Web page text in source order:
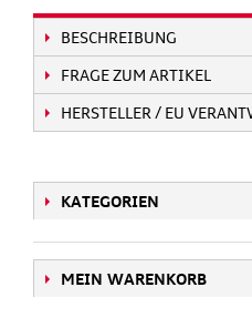
BESCHREIBUNG
FRAGE ZUM ARTIKEL
HERSTELLER / EU
KATEGORIEN
MEIN WARENKORB